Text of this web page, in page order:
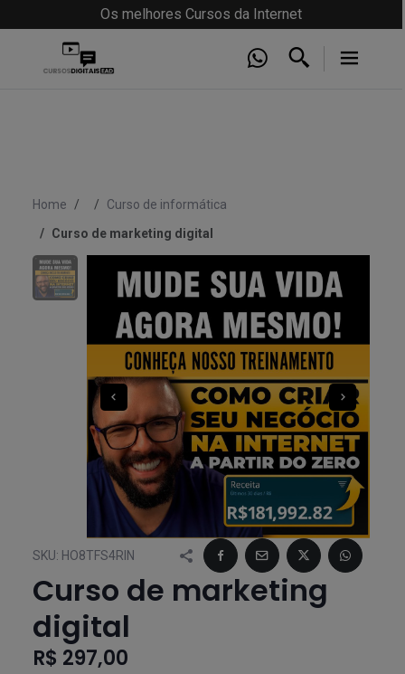
Os melhores Cursos da Internet
Home
Curso de informática
Curso de marketing digital
SKU: HO8TFS4RIN
Curso de marketing
digital
R$ 297,00